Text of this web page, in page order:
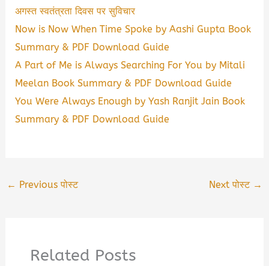
अगस्त स्वतंत्रता दिवस पर सुविचार
Now is Now When Time Spoke by Aashi Gupta Book
Summary & PDF Download Guide
A Part of Me is Always Searching For You by Mitali
Meelan Book Summary & PDF Download Guide
You Were Always Enough by Yash Ranjit Jain Book
Summary & PDF Download Guide
← Previous पोस्ट Next पोस्ट →
Related Posts